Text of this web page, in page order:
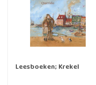
Leesboeken; Krekel